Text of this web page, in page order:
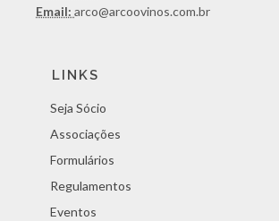
Email: arco@arcoovinos.com.br
LINKS
Seja Sócio
Associações
Formulários
Regulamentos
Eventos